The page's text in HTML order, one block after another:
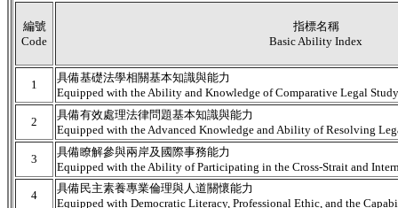
編號
Code
指標名稱
Basic Ability Index
1
具備基礎法學相關基本知識與能力
Equipped with the Ability and Knowledge of Comparative Legal
2
具備有效處理法律問題基本知識與能力
Equipped with the Advanced Knowledge and Ability of Resolving
3
具備瞭解參與兩岸及國際事務能力
Equipped with the Ability of Participating in the Cross-Strait and
4
具備民主素養專業倫理與人道關懷能力
Equipped with Democratic Literacy, Professional Ethic, and the